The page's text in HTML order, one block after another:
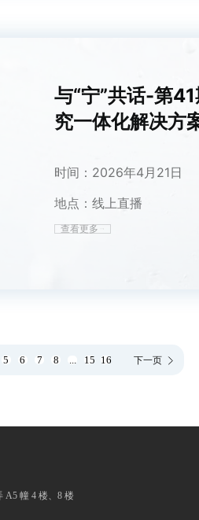
与“宁”共话-第
究一体化解决方
时间：2026年4月21日
地点：线上直播
查看更多
5 6 7 8 15 16 下一页
A5 幢 4 楼、8 楼